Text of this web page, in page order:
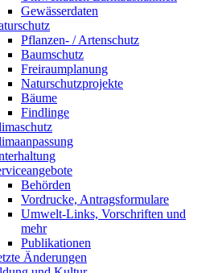
Gewässerdaten
Pflanzen- / Artenschutz
Baumschutz
Freiraumplanung
Natur­schutz­projekte
Bäume
Findlinge
Behörden
Vordrucke, Antrags­formulare
Umwelt-Links, Vorschriften und
mehr
Publikationen
Änderungen